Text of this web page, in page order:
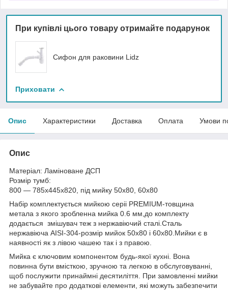
При купівлі цього товару отримайте подарунок
Сифон для раковини Lidz
Приховати
Опис Характеристики Доставка Оплата Умови
Опис
Матеріал: Ламіноване ДСП
Розмір тумб:
800 — 785х445х820, під мийку 50х80, 60х80
Набір комплектується мийкою серіі PREMIUM-товщина
метала з якого зробленна мийка 0.6 мм,до комплекту
додається змішувач теж з нержавіючий сталі.Сталь
нержавіюча AISI-304-розмір мийок 50х80 і 60х80.Мийки є в
наявності як з лівою чашею так і з правою.
Мийка є ключовим компонентом будь-якої кухні. Вона
повинна бути вмісткою, зручною та легкою в обслуговуванні,
щоб послужити принаймні десятиліття. При замовленні мийки
не забувайте про додаткові елементи, які можуть забезпечити